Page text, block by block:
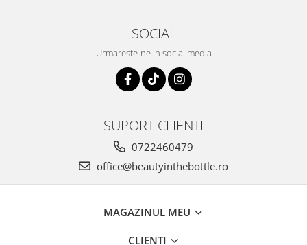
SOCIAL
Urmareste-ne in social media
SUPORT CLIENTI
0722460479
office@beautyinthebottle.ro
MAGAZINUL MEU
CLIENTI